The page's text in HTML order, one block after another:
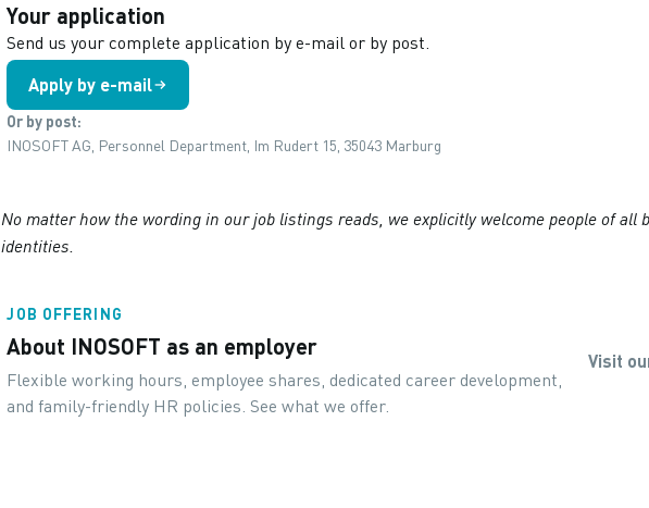
Your application
Send us your complete application by e-mail or by post.
Apply by e-mail
Or by post:
INOSOFT AG, Personnel Department, Im Rudert 15, 35043 Marburg
No matter how the wording in our job listings reads, we explicitly welcome people of all
identities.
JOB OFFERING
About INOSOFT as an employer
Flexible working hours, employee shares, dedicated career development,
and family-friendly HR policies. See what we offer.
Visit